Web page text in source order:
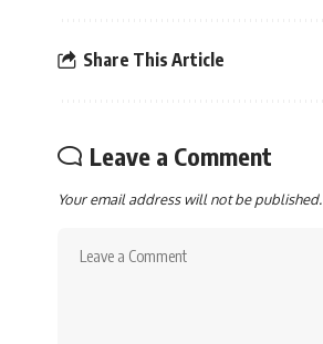
Share This Article
Leave a Comment
Your email address will not be published.